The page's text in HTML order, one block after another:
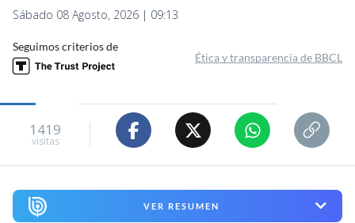
Sábado 08 Agosto, 2026 | 09:13
Seguimos criterios de
Ética y transparencia de BBCL
1419
visitas
VER RESUMEN